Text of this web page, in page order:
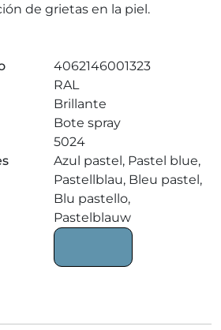
de grietas en la piel.
4062146001323
RAL
Brillante
Bote spray
5024
Azul pastel, Pastel blue,
Pastellblau, Bleu pastel,
Blu pastello,
Pastelblauw